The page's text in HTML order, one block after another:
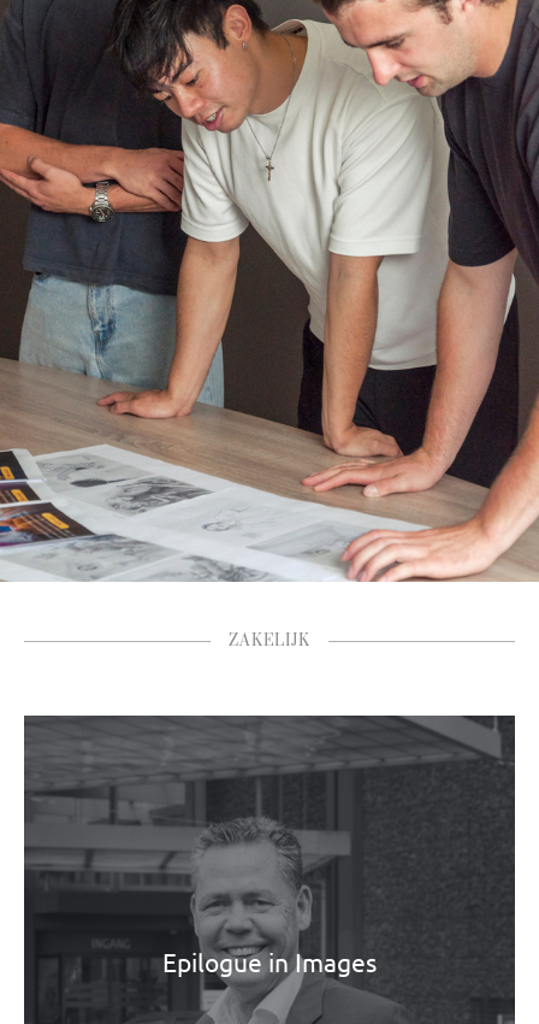
ZAKELIJK
Epilogue in Images